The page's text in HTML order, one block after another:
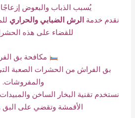
يُسبب الذباب والبعوض إزعاجًا
نقدم خدمة الرش الضبابي والحراري
للقضاء على هذه
مكافحة بق
بق الفراش من الحشرات الصعبة
والمفروشات.
نستخدم تقنية البخار الساخن
الأقمشة وتقضي على البق